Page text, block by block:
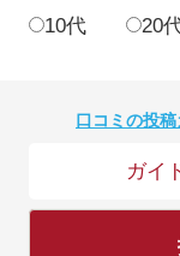
10代 20
口コミの投
ガイ